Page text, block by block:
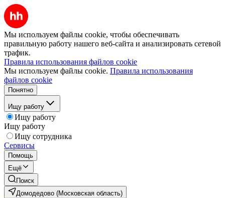
Мы используем файлы cookie, чтобы обеспечивать
правильную работу нашего веб-сайта и анализировать сетевой
трафик.
Правила использования файлов cookie
Мы используем файлы cookie. Правила использования
файлов cookie
Понятно
Ищу работу
Ищу работу
Ищу работу
Ищу сотрудника
Сервисы
Помощь
Ещё
Поиск
Домодедово (Московская область)